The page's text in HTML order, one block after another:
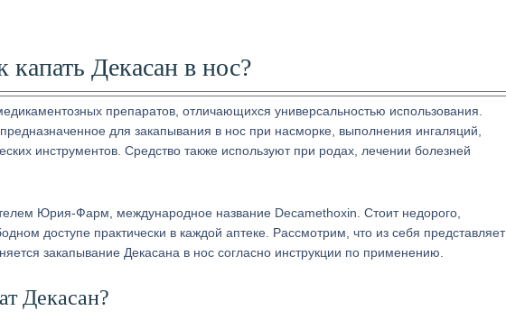
капать Декасан в нос?
препаратов, отличающихся универсальностью использования.
для закапывания в нос при насморке, выполнения ингаляций,
инструментов. Средство также используют при родах, лечении болезней
Юрия-Фарм, международное название Decamethoxin. Стоит недорого,
доступе практически в каждой аптеке. Рассмотрим, что из себя представляет
закапывание Декасана в нос согласно инструкции по применению.
Декасан?